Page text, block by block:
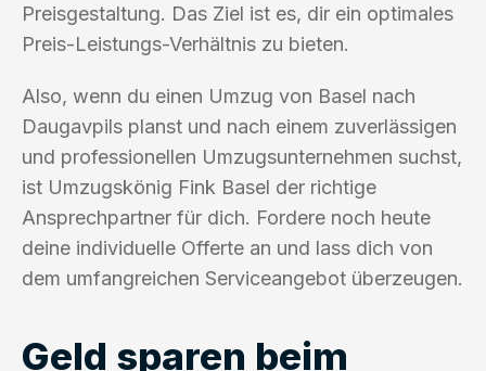
Preisgestaltung. Das Ziel ist es, dir ein optimales
Preis-Leistungs-Verhältnis zu bieten.
Also, wenn du einen Umzug von Basel nach
Daugavpils planst und nach einem zuverlässigen
und professionellen Umzugsunternehmen suchst,
ist Umzugskönig Fink Basel der richtige
Ansprechpartner für dich. Fordere noch heute
deine individuelle Offerte an und lass dich von
dem umfangreichen Serviceangebot überzeugen.
Geld sparen beim